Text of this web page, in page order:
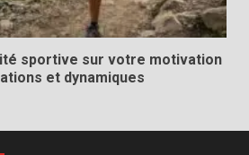
sportive sur votre motivation
et dynamiques